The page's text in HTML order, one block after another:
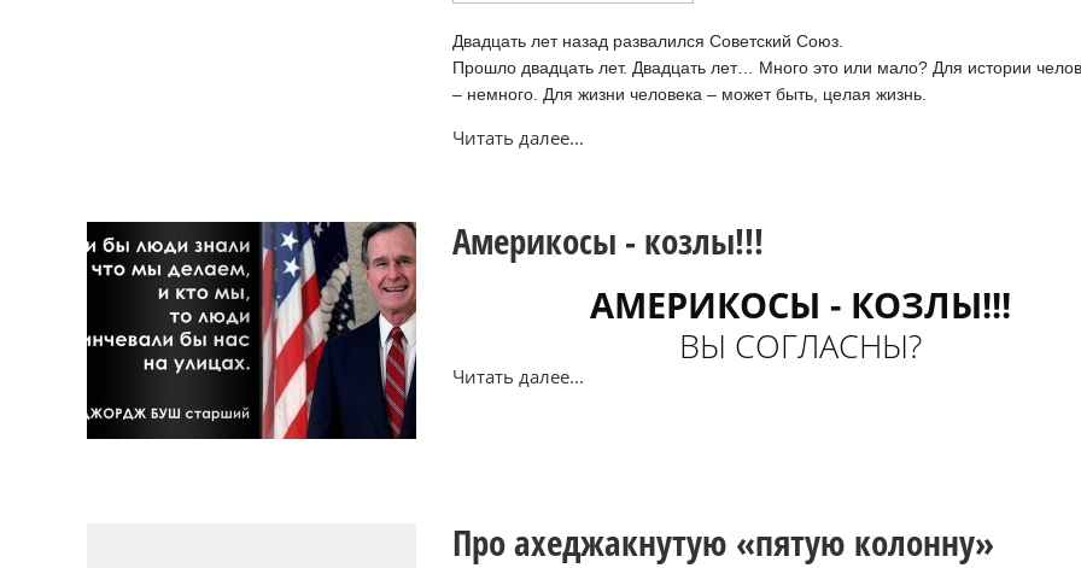
Двадцать лет назад развалился Советский Союз.
Прошло двадцать лет. Двадцать лет… Много это или мало? Для истории
– немного. Для жизни человека – может быть, целая жизнь.
Читать далее...
Америкосы - козлы!!!
АМЕРИКОСЫ - КОЗЛЫ!!!
ВЫ СОГЛАСНЫ?
Читать далее...
Про ахеджакнутую «пятую колонну»